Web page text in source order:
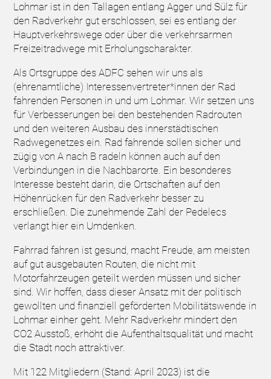
Lohmar ist in den Tallagen entlang Agger und Sülz für
den Radverkehr gut erschlossen, sei es entlang der
Hauptverkehrswege oder über die verkehrsarmen
Freizeitradwege mit Erholungscharakter.
Als Ortsgruppe des ADFC sehen wir uns als
(ehrenamtliche) Interessenvertreter*innen der Rad
fahrenden Personen in und um Lohmar. Wir setzen uns
für Verbesserungen bei den bestehenden Radrouten
und den weiteren Ausbau des innerstädtischen
Radwegenetzes ein. Rad fahrende sollen sicher und
zügig von A nach B radeln können auch auf den
Verbindungen in die Nachbarorte. Ein besonderes
Interesse besteht darin, die Ortschaften auf den
Höhenrücken für den Radverkehr besser zu
erschließen. Die zunehmende Zahl der Pedelecs
verlangt hier ein Umdenken.
Fahrrad fahren ist gesund, macht Freude, am meisten
auf gut ausgebauten Routen, die nicht mit
Motorfahrzeugen geteilt werden müssen und sicher
sind. Wir hoffen, dass dieser Ansatz mit der politisch
gewollten und finanziell geförderten Mobilitätswende in
Lohmar einher geht. Mehr Radverkehr mindert den
CO2 Ausstoß, erhöht die Aufenthaltsqualität und macht
die Stadt noch attraktiver.
Mit 122 Mitgliedern (Stand: April 2023) ist die